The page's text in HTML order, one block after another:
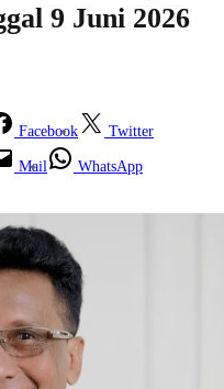
9 Juni 2026
Facebook Twitter
Mail WhatsApp